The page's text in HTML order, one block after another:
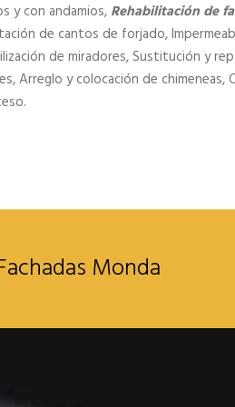
y con andamios, Rehabilitación de
de cantos de forjado,
de miradores, Sustitución y
Arreglo y colocación de
Monda